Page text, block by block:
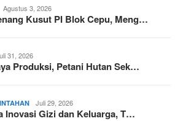
Agustus 3, 2026
Kusut PI Blok Cepu, Meng…
31, 2026
Produksi, Petani Hutan Sek…
Juli 29, 2026
Inovasi Gizi dan Keluarga, T…